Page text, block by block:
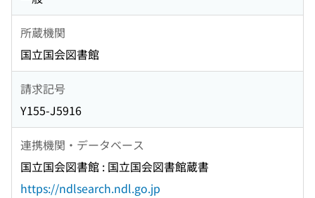
所蔵機関
国立国会図書館
請求記号
Y155-J5916
連携機関・データベース
国立国会図書館 : 国立国会図書館蔵書
https://ndlsearch.ndl.go.jp